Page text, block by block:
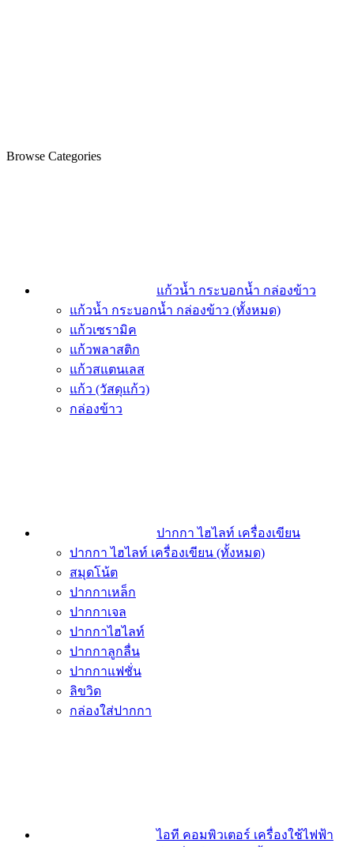
Browse Categories
แก้วน้ำ กระบอกน้ำ กล่องข้าว
แก้วน้ำ กระบอกน้ำ กล่องข้าว (ทั้งหมด)
แก้วเซรามิค
แก้วพลาสติก
แก้วสแตนเลส
แก้ว (วัสดุแก้ว)
กล่องข้าว
ปากกา ไฮไลท์ เครื่องเขียน
ปากกา ไฮไลท์ เครื่องเขียน (ทั้งหมด)
สมุดโน้ต
ปากกาเหล็ก
ปากกาเจล
ปากกาไฮไลท์
ปากกาลูกลื่น
ปากกาแฟชั่น
ลิขวิด
กล่องใส่ปากกา
ไอที คอมพิวเตอร์ เครื่องใช้ไฟฟ้า